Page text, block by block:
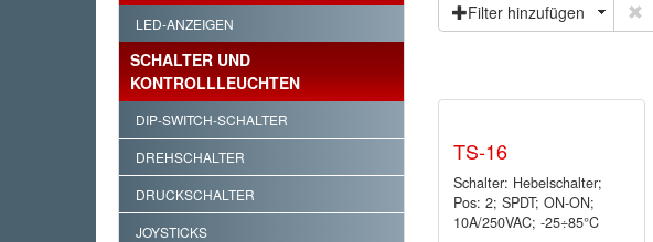
LED-ANZEIGEN
SCHALTER UND
KONTROLLLEUCHTEN
DIP-SWITCH-SCHALTER
DREHSCHALTER
DRUCKSCHALTER
JOYSTICKS
Filter hinzufügen
TS-16
Schalter: Hebelschalter;
Pos: 2; SPDT; ON-ON;
10A/250VAC; -25÷85°C